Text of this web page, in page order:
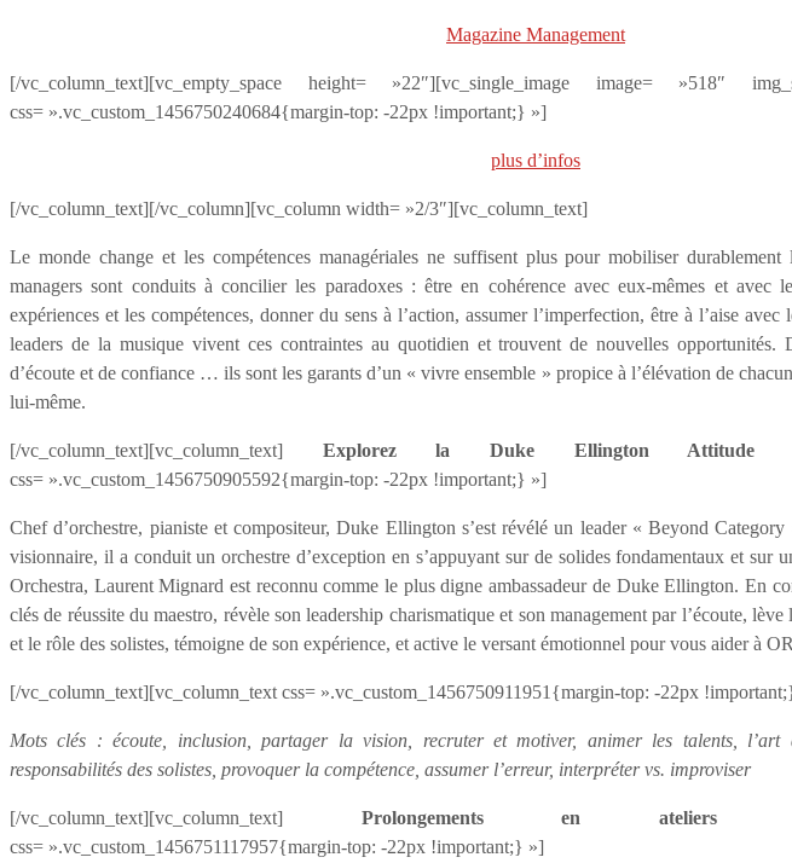
Magazine Management
[/vc_column_text][vc_empty_space height= »22″][vc_single_image image= »518″
css= ».vc_custom_1456750240684{margin-top: -22px !important;} »]
plus d’infos
[/vc_column_text][/vc_column][vc_column width= »2/3″][vc_column_text]
Le monde change et les compétences managériales ne suffisent plus pour mobiliser
managers sont conduits à concilier les paradoxes : être en cohérence avec eux-mêmes et avec
expériences et les compétences, donner du sens à l’action, assumer l’imperfection, être à l’aise
leaders de la musique vivent ces contraintes au quotidien et trouvent de nouvelles opportunités.
d’écoute et de confiance … ils sont les garants d’un « vivre ensemble » propice à l’élévation de
lui-même.
[/vc_column_text][vc_column_text] Explorez la Duke Ellington Attitude [/
css= ».vc_custom_1456750905592{margin-top: -22px !important;} »]
Chef d’orchestre, pianiste et compositeur, Duke Ellington s’est révélé un leader « Beyond
visionnaire, il a conduit un orchestre d’exception en s’appuyant sur de solides fondamentaux et sur
Orchestra, Laurent Mignard est reconnu comme le plus digne ambassadeur de Duke Ellington. En
clés de réussite du maestro, révèle son leadership charismatique et son management par l’écoute,
et le rôle des solistes, témoigne de son expérience, et active le versant émotionnel pour vous aider à
[/vc_column_text][vc_column_text css= ».vc_custom_1456750911951{margin-top: -22px
Mots clés : écoute, inclusion, partager la vision, recruter et motiver, animer les talents, l’art
responsabilités des solistes, provoquer la compétence, assumer l’erreur, interpréter vs. improviser
[/vc_column_text][vc_column_text] Prolongements en ateliers[/
css= ».vc_custom_1456751117957{margin-top: -22px !important;} »]